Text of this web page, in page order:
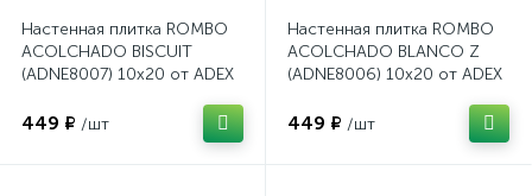
Настенная плитка ROMBO
ACOLCHADO BISCUIT
(ADNE8007) 10x20 от ADEX
449 ₽ /шт
Настенная плитка ROMBO
ACOLCHADO BLANCO Z
(ADNE8006) 10x20 от ADEX
449 ₽ /шт